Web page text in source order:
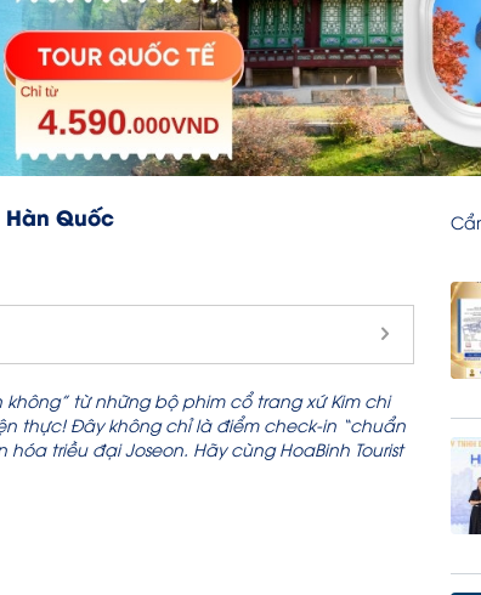
Quốc
từ những bộ phim cổ trang xứ Kim chi
thực! Đây không chỉ là điểm check-in “chuẩn
triều đại Joseon. Hãy cùng HoaBinh Tourist